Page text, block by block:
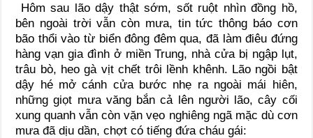
Hôm sau lão dậy thật sớm, sốt ruột nhìn đồng hồ,
bên ngoài trời vẫn còn mưa, tin tức thông báo cơn
bão thổi vào từ biển đông đêm qua, đã làm điêu đứng
hàng vạn gia đình ở miền Trung, nhà cửa bị ngập lụt,
trâu bò, heo gà vịt chết trôi lềnh khênh. Lão ngồi bật
dậy hé mở cánh cửa bước nhẹ ra ngoài mái hiên,
những giọt mưa văng bắn cả lên người lão, cây cối
xung quanh vẫn còn vặn vẹo nghiêng ngã mặc dù cơn
mưa đã dịu dần, chợt có tiếng đứa cháu gái: